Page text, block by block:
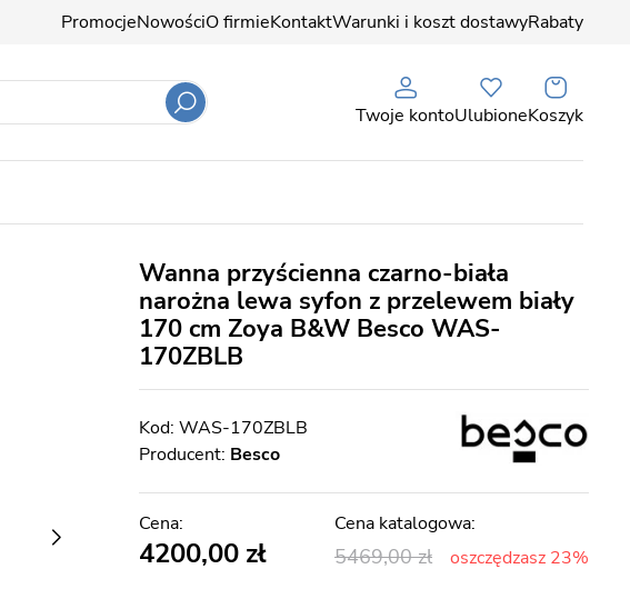
PromocjeNowościO firmieKontaktWarunki i koszt dostawyRabaty
Twoje kontoUlubioneKoszyk
Wanna przyścienna czarno-biała
narożna lewa syfon z przelewem biały
170 cm Zoya B&W Besco WAS-
170ZBLB
WAS-170ZBLB
Producent: Besco
4200,00 5469,00
oszczędzasz 23%